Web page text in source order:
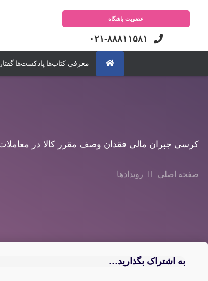
عضویت باشگاه
معرفی کتاب‌ها پادکست‌ها
کرسی جبران مالی فقدان وصف مقرر کالا در
صفحه اصلی رویدادها
به اشتراک بگذارید…